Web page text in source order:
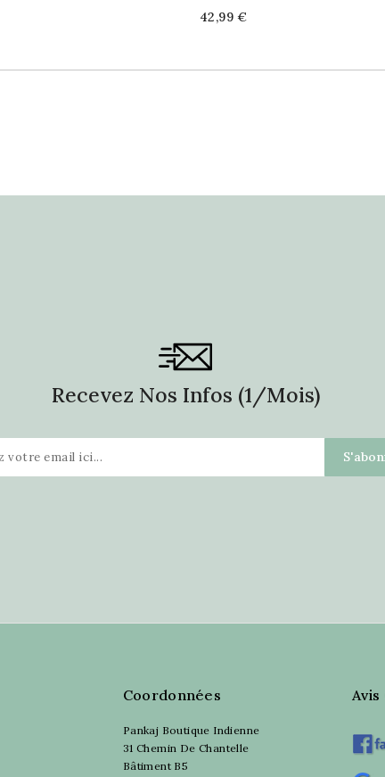
Price
42,99 €
Recevez Nos Infos (1/mois)
Coordonnées
Pankaj Boutique Indienne
31 Chemin De Chantelle
Bâtiment B5
Avis